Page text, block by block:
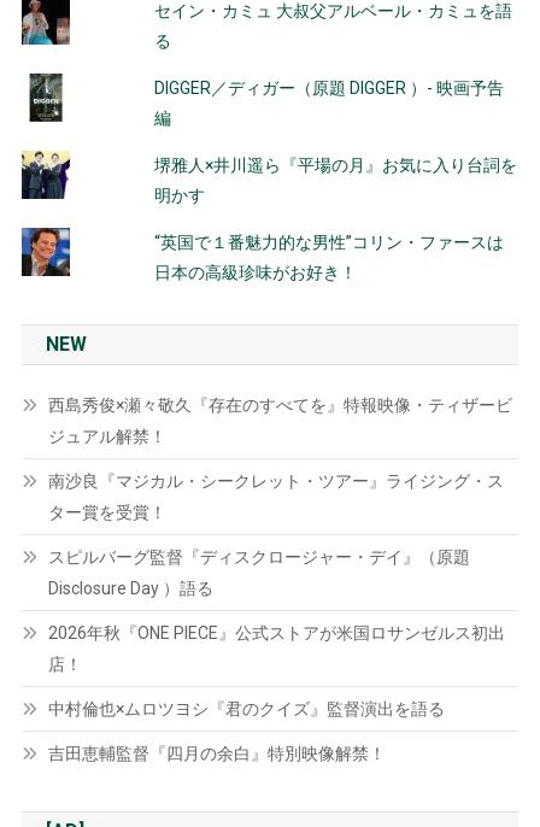
セイン・カミュ 大叔父アルベール・カミュを語
る
DIGGER／ディガー（原題 DIGGER ）- 映画予告
編
堺雅人×井川遥ら『平場の月』お気に入り台詞を
明かす
“英国で１番魅力的な男性”コリン・ファースは
日本の高級珍味がお好き！
NEW
西島秀俊×瀬々敬久『存在のすべてを』特報映像・ティザービ
ジュアル解禁！
南沙良『マジカル・シークレット・ツアー』ライジング・ス
ター賞を受賞！
スピルバーグ監督『ディスクロージャー・デイ』（原題
Disclosure Day ）語る
2026年秋『ONE PIECE』公式ストアが米国ロサンゼルス初出
店！
中村倫也×ムロツヨシ『君のクイズ』監督演出を語る
吉田恵輔監督『四月の余白』特別映像解禁！